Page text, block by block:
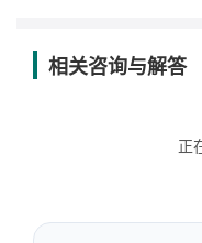
相关咨询与解答
正